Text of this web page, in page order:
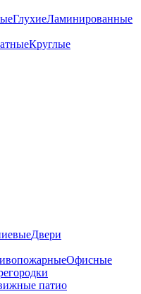
ГлухиеЛаминированные
Круглые
Двери
Офисные
патио